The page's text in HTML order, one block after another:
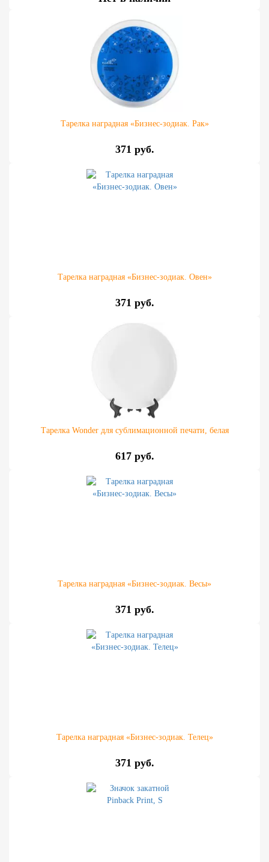
Тарелка наградная «Бизнес-зодиак. Рак»
371 руб.
Тарелка наградная «Бизнес-зодиак. Овен»
371 руб.
Тарелка Wonder для сублимационной печати, белая
617 руб.
Тарелка наградная «Бизнес-зодиак. Весы»
371 руб.
Тарелка наградная «Бизнес-зодиак. Телец»
371 руб.